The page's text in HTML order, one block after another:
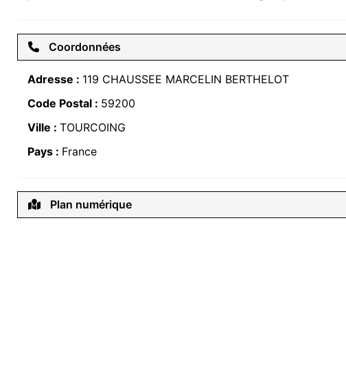
Coordonnées
Adresse : 119 CHAUSSEE MARCELIN BERTHELOT
Code Postal : 59200
Ville : TOURCOING
Pays : France
Plan numérique